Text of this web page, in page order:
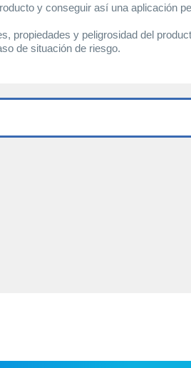
y conseguir así una aplicación
propiedades y peligrosidad del
de situación de riesgo.